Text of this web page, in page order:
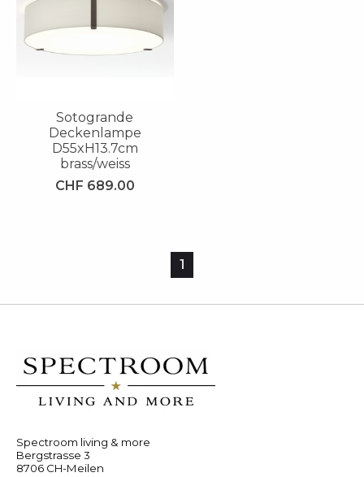
Sotogrande
Deckenlampe
D55xH13.7cm
brass/weiss
CHF 689.00
1
Spectroom living & more
Bergstrasse 3
8706 CH-Meilen